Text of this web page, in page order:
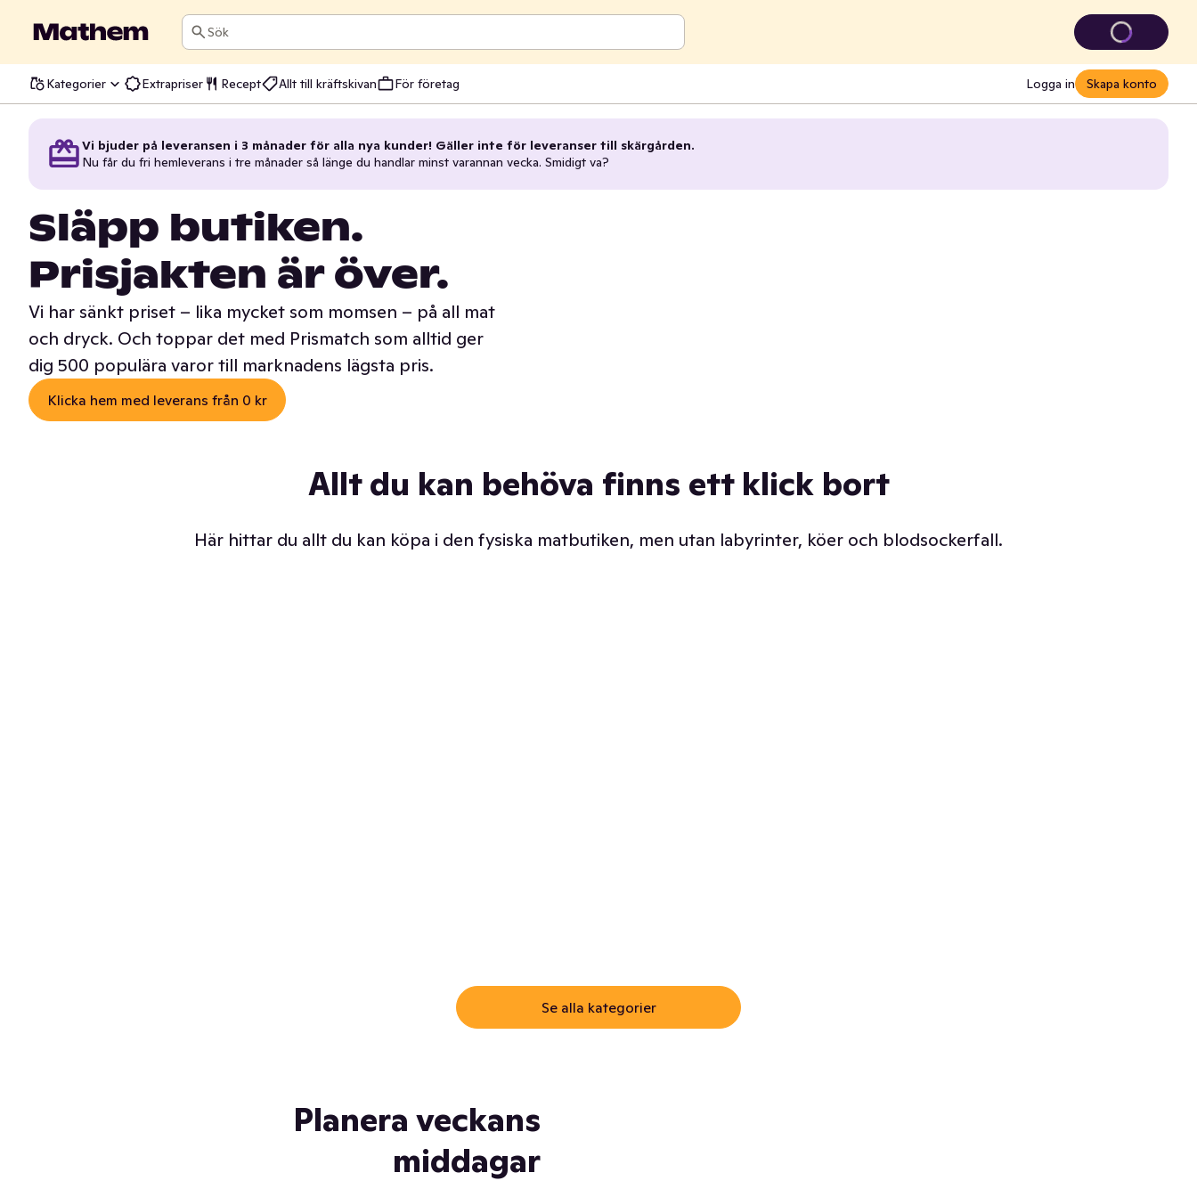
Sök
Kategorier Extrapriser Recept Allt till kräftskivan För företag Logga in Skapa konto
Vi bjuder på leveransen i 3 månader för alla nya kunder! Gäller inte för leveranser till skärgården.
Nu får du fri hemleverans i tre månader så länge du handlar minst varannan vecka. Smidigt va?
Släpp butiken.
Prisjakten är över.
Vi har sänkt priset – lika mycket som momsen – på all mat
och dryck. Och toppar det med Prismatch som alltid ger
dig 500 populära varor till marknadens lägsta pris.
Klicka hem med leverans från 0 kr
Allt du kan behöva finns ett klick bort
Här hittar du allt du kan köpa i den fysiska matbutiken, men utan labyrinter, köer och blodsockerfall.
Se alla kategorier
Planera veckans
middagar